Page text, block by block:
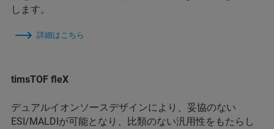
します。
詳細はこちら
timsTOF fleX
デュアルイオンソースデザインにより、妥協のない
ESI/MALDIが可能となり、比類のない汎用性をもたらし